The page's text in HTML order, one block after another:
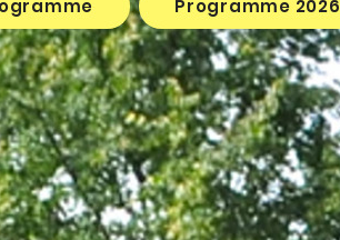
Programme 2026